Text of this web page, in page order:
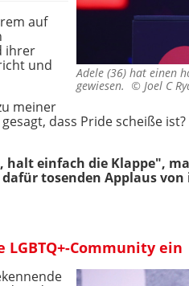
Adele (36) hat einen
gewiesen. © Joel C
auf
ihrer
und
meiner
dass Pride scheiße
halt einfach die Klappe",
tosenden Applaus
Community ein